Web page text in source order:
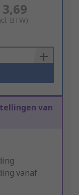
BTW)
van
vanaf